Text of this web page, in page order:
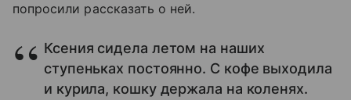
попросили рассказать о ней.
Ксения сидела летом на наших
ступеньках постоянно. С кофе выходила
и курила, кошку держала на коленях.